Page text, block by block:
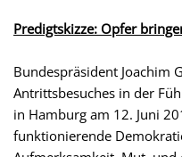
Predigtskizze: Opfer
Bundespräsident Joachim
Antrittsbesuches in der
in Hamburg am 12. Juni
funktionierende